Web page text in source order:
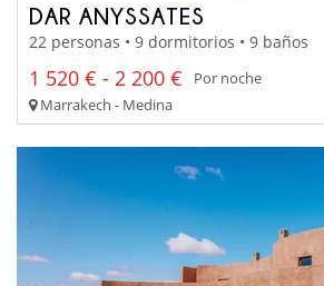
DAR ANYSSATES
22 personas • 9 dormitorios • 9 baños
1 520 € - 2 200 €
Por noche
Marrakech - Medina